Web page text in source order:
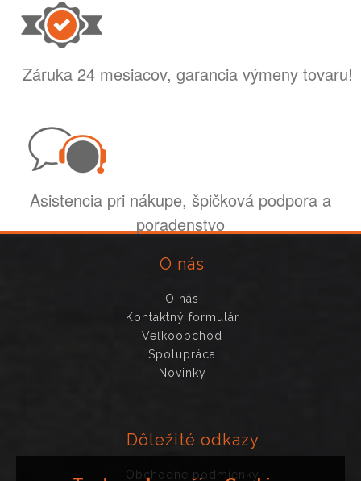
Záruka 24 mesiacov, garancia výmeny tovaru!
Asistencia pri nákupe, špičková podpora a
poradenstvo
O nás
O nás
Kontaktný formulár
Veľkoobchod
Spolupráca
Novinky
Dôležité odkazy
Obchodné podmienky